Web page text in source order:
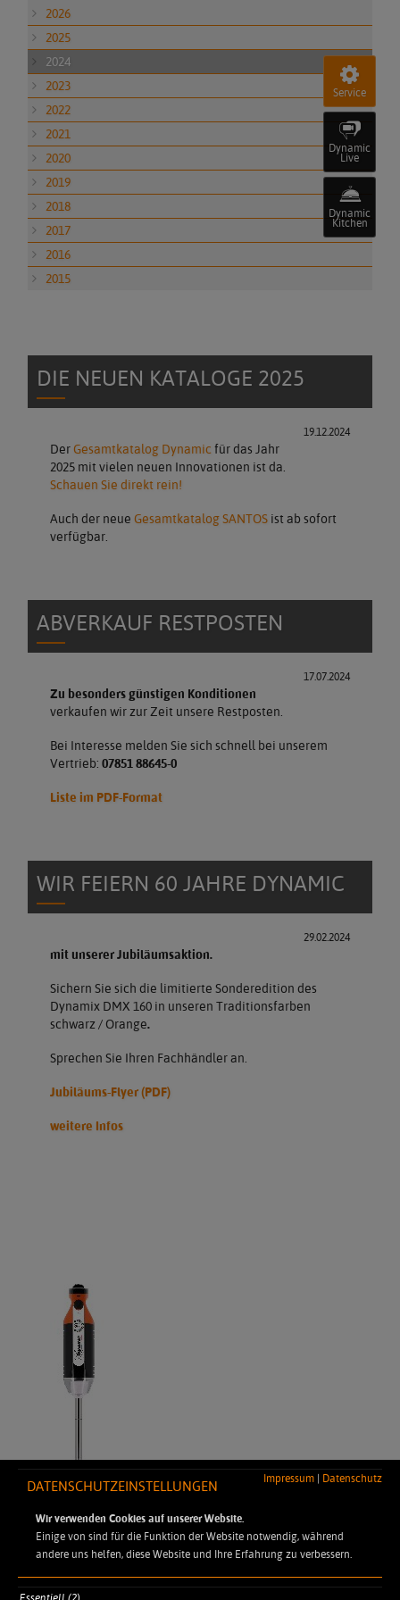
Impressum | Datenschutz
DATENSCHUTZEINSTELLUNGEN
Wir verwenden Cookies auf unserer Website.
Einige von sind für die Funktion der Website notwendig, während
andere uns helfen, diese Website und Ihre Erfahrung zu verbessern.
Service
Dynamic
Live
Dynamic
Kitchen
2026
2025
2024
2023
2022
2021
2020
2019
2018
2017
2016
2015
DIE NEUEN KATALOGE 2025
19.12.2024
DerGesamtkatalog Dynamicfür das Jahr
2025 mit vielen neuen Innovationen ist da.
Schauen Sie direkt rein!
Auch der neue Gesamtkatalog SANTOSist ab sofort
verfügbar.
ABVERKAUF RESTPOSTEN
17.07.2024
Zu besonders günstigen Konditionen
verkaufen wir zur Zeit unsere Restposten.
Bei Interesse melden Sie sich schnell bei unserem
Vertrieb: 07851 88645-0
Liste im PDF-Format
WIR FEIERN 60 JAHRE DYNAMIC
29.02.2024
mit unserer Jubiläumsaktion.
Sichern Sie sich die limitierte Sonderedition des
Dynamix DMX 160 in unseren Traditionsfarben
schwarz / Orange.
Sprechen Sie Ihren Fachhändler an.
Jubiläums-Flyer (PDF)
weitere Infos